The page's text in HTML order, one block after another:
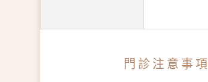
門診注意事項